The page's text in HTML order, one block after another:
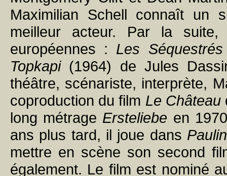
Maximilian Schell connaît un
meilleur acteur. Par la
européennes : Les
Topkapi(1964) de Jules
théâtre, scénariste, interprète,
coproduction du film Le Château
long métrage Ersteliebe en
ans plus tard, il joue dans
mettre en scène son second
également. Le film est nominé